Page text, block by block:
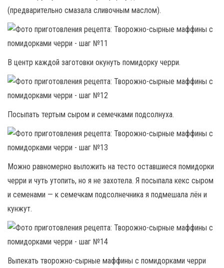
(предварительно смазала сливочным маслом).
В центр каждой заготовки окунуть помидорку черри.
Посыпать тертым сыром и семечками подсолнуха.
Можно равномерно выложить на тесто оставшиеся помидорки
черри и чуть утопить, но я не захотела. Я посыпала кекс сыром
и семенами — к семечкам подсолнечника я подмешала лён и
кунжут.
Выпекать творожно-сырные маффины с помидорками черри